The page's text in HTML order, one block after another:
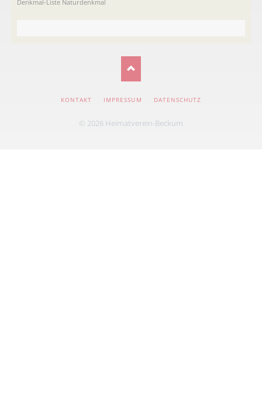
Denkmal-Liste Naturdenkmal
KONTAKT IMPRESSUM DATENSCHUTZ
© 2026 Heimatverein-Beckum